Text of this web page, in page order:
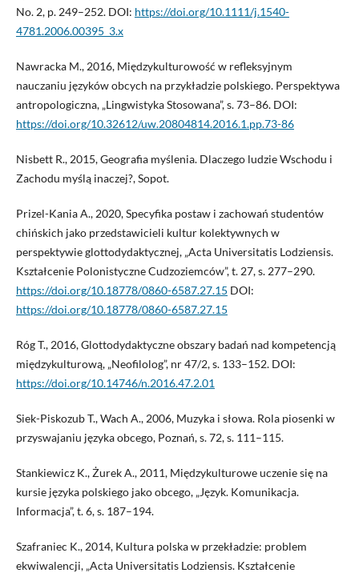
No. 2, p. 249–252. DOI: https://doi.org/10.1111/j.1540-
4781.2006.00395_3.x
Nawracka M., 2016, Międzykulturowość w refleksyjnym
nauczaniu języków obcych na przykładzie polskiego. Perspektywa
antropologiczna, „Lingwistyka Stosowana”, s. 73–86. DOI:
https://doi.org/10.32612/uw.20804814.2016.1.pp.73-86
Nisbett R., 2015, Geografia myślenia. Dlaczego ludzie Wschodu i
Zachodu myślą inaczej?, Sopot.
Prizel-Kania A., 2020, Specyfika postaw i zachowań studentów
chińskich jako przedstawicieli kultur kolektywnych w
perspektywie glottodydaktycznej, „Acta Universitatis Lodziensis.
Kształcenie Polonistyczne Cudzoziemców”, t. 27, s. 277–290.
https://doi.org/10.18778/0860-6587.27.15 DOI:
https://doi.org/10.18778/0860-6587.27.15
Róg T., 2016, Glottodydaktyczne obszary badań nad kompetencją
międzykulturową, „Neofilolog”, nr 47/2, s. 133–152. DOI:
https://doi.org/10.14746/n.2016.47.2.01
Siek-Piskozub T., Wach A., 2006, Muzyka i słowa. Rola piosenki w
przyswajaniu języka obcego, Poznań, s. 72, s. 111–115.
Stankiewicz K., Żurek A., 2011, Międzykulturowe uczenie się na
kursie języka polskiego jako obcego, „Język. Komunikacja.
Informacja”, t. 6, s. 187–194.
Szafraniec K., 2014, Kultura polska w przekładzie: problem
ekwiwalencji, „Acta Universitatis Lodziensis. Kształcenie